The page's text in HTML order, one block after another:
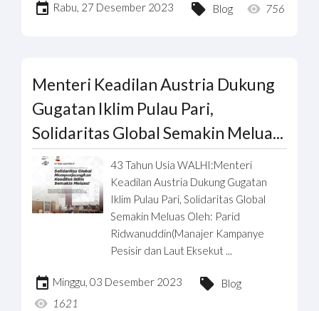
Rabu, 27 Desember 2023 Blog 756
Menteri Keadilan Austria Dukung
Gugatan Iklim Pulau Pari,
Solidaritas Global Semakin Melua...
43 Tahun Usia WALHI:Menteri
Keadilan Austria Dukung Gugatan
Iklim Pulau Pari, Solidaritas Global
Semakin Meluas Oleh: Parid
Ridwanuddin(Manajer Kampanye
Pesisir dan Laut Eksekut ...
Minggu, 03 Desember 2023
Blog
1621